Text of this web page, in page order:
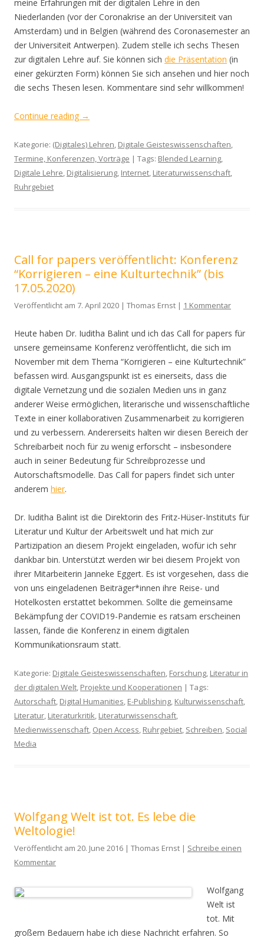
meine Erfahrungen mit der digitalen Lehre in den
Niederlanden (vor der Coronakrise an der Universiteit van
Amsterdam) und in Belgien (während des Coronasemester an
der Universiteit Antwerpen). Zudem stelle ich sechs Thesen
zur digitalen Lehre auf. Sie können sich die Präsentation (in
einer gekürzten Form) können Sie sich ansehen und hier noch
die sechs Thesen lesen. Kommentare sind sehr willkommen!
Continue reading →
Kategorie: (Digitales) Lehren, Digitale Geisteswissenschaften,
Termine, Konferenzen, Vorträge | Tags: Blended Learning,
Digitale Lehre, Digitalisierung, Internet, Literaturwissenschaft,
Ruhrgebiet
Call for papers veröffentlicht: Konferenz
“Korrigieren – eine Kulturtechnik” (bis
17.05.2020)
Veröffentlicht am 7. April 2020 | Thomas Ernst | 1 Kommentar
Heute haben Dr. Iuditha Balint und ich das Call for papers für
unsere gemeinsame Konferenz veröffentlicht, die sich im
November mit dem Thema “Korrigieren – eine Kulturtechnik”
befassen wird. Ausgangspunkt ist es einerseits, dass die
digitale Vernetzung und die sozialen Medien uns in ganz
anderer Weise ermöglichen, literarische und wissenschaftliche
Texte in einer kollaborativen Zusammenarbeit zu korrigieren
und zu verbessern. Andererseits halten wir diesen Bereich der
Schreibarbeit noch für zu wenig erforscht – insbesondere
auch in seiner Bedeutung für Schreibprozesse und
Autorschaftsmodelle. Das Call for papers findet sich unter
anderem hier.
Dr. Iuditha Balint ist die Direktorin des Fritz-Hüser-Instituts für
Literatur und Kultur der Arbeitswelt und hat mich zur
Partizipation an diesem Projekt eingeladen, wofür ich sehr
dankbar bin. Unterstützt werden wir bei diesem Projekt von
ihrer Mitarbeiterin Janneke Eggert. Es ist vorgesehen, dass die
von uns eingeladenen Beiträger*innen ihre Reise- und
Hotelkosten erstattet bekommen. Sollte die gemeinsame
Bekämpfung der COVID19-Pandemie es ratsam erscheinen
lassen, fände die Konferenz in einem digitalen
Kommunikationsraum statt.
Kategorie: Digitale Geisteswissenschaften, Forschung, Literatur in
der digitalen Welt, Projekte und Kooperationen | Tags:
Autorschaft, Digital Humanities, E-Publishing, Kulturwissenschaft,
Literatur, Literaturkritik, Literaturwissenschaft,
Medienwissenschaft, Open Access, Ruhrgebiet, Schreiben, Social
Media
Wolfgang Welt ist tot. Es lebe die
Weltologie!
Veröffentlicht am 20. June 2016 | Thomas Ernst | Schreibe einen
Kommentar
Wolfgang
Welt ist
tot. Mit
großem Bedauern habe ich diese Nachricht erfahren. So